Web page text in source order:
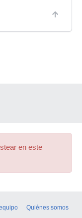
en este
Quiénes somos